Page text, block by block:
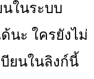
ในระบบ
นะ ใครยังไม่
ยนในลิงก์นี้